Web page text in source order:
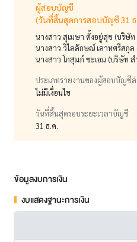
ผู้สอบบัญชี
(วันที่สิ้นสุดการสอบบัญชี 31 ธ
นางสาว สุเมษา ตั้งอยู่สุข (บริษั
นางสาว วิไลลักษณ์ เลาหศรีสกุ
นางสาว โกสุมภ์ ชะเอม (บริษัท
ประเภทรายงานของผู้สอบบัญชี
ไม่มีเงื่อนไข
วันที่สิ้นสุดรอบระยะเวลาบัญชี
31 ธ.ค.
ข้อมูลงบการเงิน
งบแสดงฐานะการเงิน